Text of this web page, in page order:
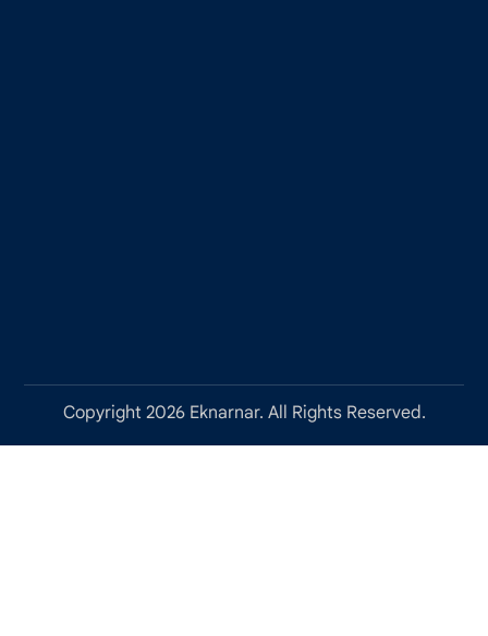
Copyright 2026 Eknarnar. All Rights Reserved.